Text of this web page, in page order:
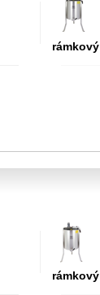
rámkový
rámkový